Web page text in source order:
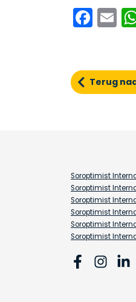
Terug
Soroptimist
Soroptimist
Soroptimist
Soroptimist
Soroptimist
Soroptimist